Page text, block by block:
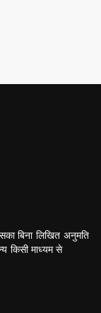
बिना लिखित अनुमति
किसी माध्यम से